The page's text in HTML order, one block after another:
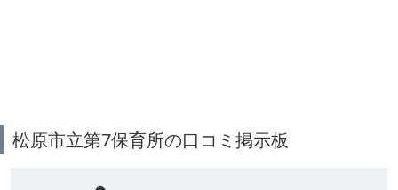
松原市立第7保育所の口コミ掲示板